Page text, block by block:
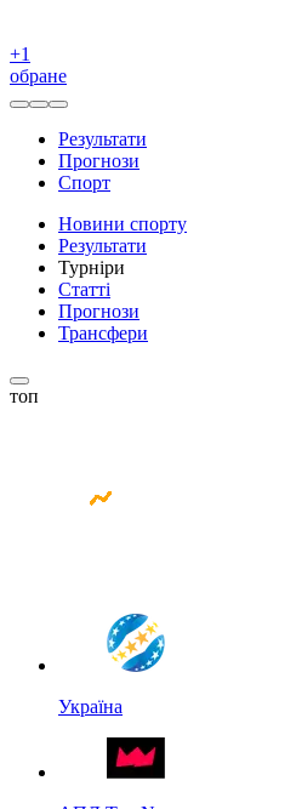
+1
обране
Результати
Прогнози
Спорт
Новини спорту
Результати
Турніри
Статті
Прогнози
Трансфери
топ
Україна